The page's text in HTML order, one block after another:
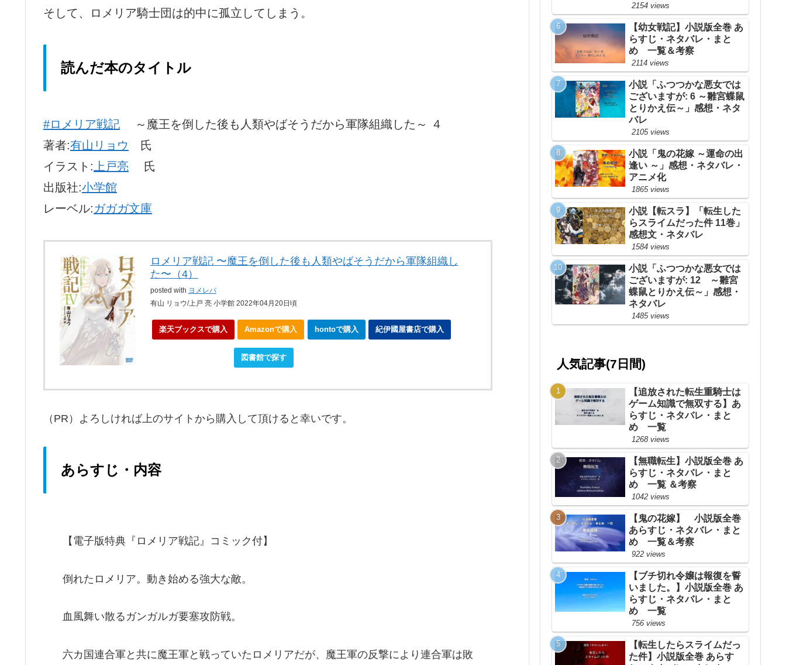
そして、ロメリア騎士団は的中に孤立してしまう。
読んだ本のタイトル
#ロメリア戦記 ～魔王を倒した後も人類やばそうだから軍隊組織した～ ４
著者:有山リョウ
氏
イラスト:上戸亮 氏
出版社:小学館
レーベル:ガガガ文庫
ロメリア戦記 〜魔王を倒した後も人類やばそうだから軍隊組織し
た〜（4）
posted with ヨメレバ
有山 リョウ/上戸 亮 小学館 2022年04月20日頃
楽天ブックスで購入 Amazonで購入 hontoで購入 紀伊國屋書店で購入
図書館で探す
（PR）よろしければ上のサイトから購入して頂けると幸いです。
あらすじ・内容
【電子版特典『ロメリア戦記』コミック付】
倒れたロメリア。動き始める強大な敵。
血風舞い散るガンガルガ要塞攻防戦。
六カ国連合軍と共に魔王軍と戦っていたロメリアだが、魔王軍の反撃により連合軍は敗
2154 views
【幼女戦記】小説版全巻 あ
らすじ・ネタバレ・まと
め 一覧＆考察
2114 views
小説「ふつつかな悪女では
ございますが: 6 ～雛宮蝶鼠
とりかえ伝～」感想・ネタ
バレ
2105 views
小説「鬼の花嫁 ～運命の出
逢い ～」感想・ネタバレ・
アニメ化
1865 views
小説【転スラ】「転生した
らスライムだった件 11巻」
感想文・ネタバレ
1584 views
小説「ふつつかな悪女では
ございますが: 12 ～雛宮
蝶鼠とりかえ伝～」感想・
ネタバレ
1485 views
人気記事(7日間)
【追放された転生重騎士は
ゲーム知識で無双する】あ
らすじ・ネタバレ・まと
め 一覧
1268 views
【無職転生】小説版全巻 あ
らすじ・ネタバレ・まと
め 一覧 ＆考察
1042 views
【鬼の花嫁】 小説版全巻
あらすじ・ネタバレ・まと
め 一覧＆考察
922 views
【ブチ切れ令嬢は報復を誓
いました。】小説版全巻 あ
らすじ・ネタバレ・まと
め 一覧
756 views
【転生したらスライムだっ
た件】小説版全巻 あらす